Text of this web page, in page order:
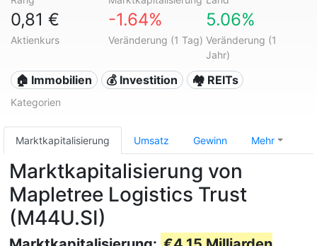
0,81 €
Aktienkurs
-1.64%
Veränderung (1 Tag)
5.06%
Veränderung (1
Jahr)
🏠 Immobilien 💰 Investition 🏘️ REITs
Kategorien
Marktkapitalisierung Umsatz Gewinn Mehr
Marktkapitalisierung von
Mapletree Logistics Trust
(M44U.SI)